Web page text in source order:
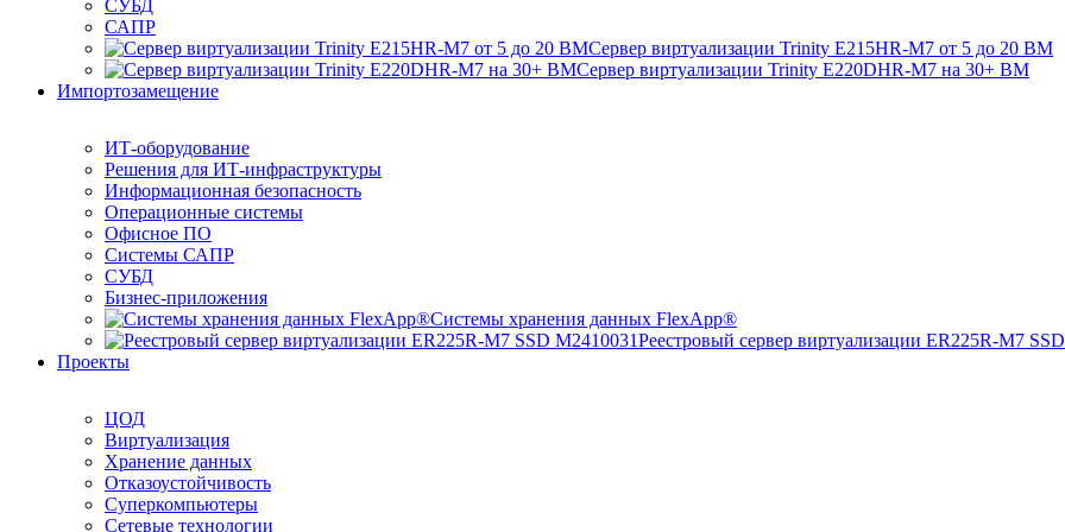
СУБД
САПР
Сервер виртуализации Trinity E215HR-M7 от 5 до 20 ВМ
Сервер виртуализации Trinity E220DHR-M7 на 30+ ВМ
Импортозамещение
ИТ-оборудование
Решения для ИТ-инфраструктуры
Информационная безопасность
Операционные системы
Офисное ПО
Системы САПР
СУБД
Бизнес-приложения
Системы хранения данных FlexApp®
Реестровый сервер виртуализации ER225R-M7
Проекты
ЦОД
Виртуализация
Хранение данных
Отказоустойчивость
Суперкомпьютеры
Сетевые технологии